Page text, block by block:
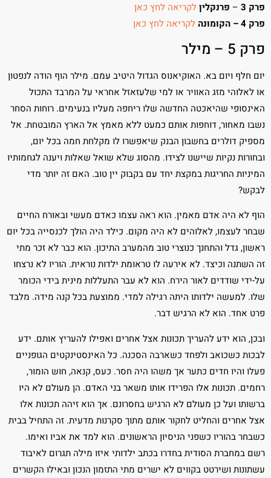
פרק 3
– פרנקלין לקריאה לחץ כאן
פרק 4 – הקומונה
לקריאה לחץ כאן
פרק 5 – מילר
יום חלף ויום בא. האוקיאנוס הגדול היטיב עמם. מילר הוף הודה לנפטון
או לאלוהי מזג האוויר או למי שלעזאזל אחראי על המרבד התכול
האינסופי שהיאכטה החדשה שלו ריחפה מעליו בנעימים. רוחות הסחר
נשבו מאחור, דוחפות אותם כמעט ללא מאמץ אל הארץ המובטחת. אל
מספיק דולרים בחשבון הבנק שיאפשרו לו מקלחת חמה בכל יום,
ובחורות נקיות שיישנו לצידו. מהסוג שלא שואל שאלות ויענה לגחמותיו
המיניות החריגות במקצת יחד עם בקבוק יין טוב. האם זה יותר מדי
לבקש?
הוף לא היה אדם מאמין. הוא ראה עצמו כאדם מעשי ובאורח החיים
שבחר לעצמו, לאלוהים לא היה מקום. כילד היה הולך לכנסייה בכל יום
ראשון, גדל והתחנך כנוצרי טוב מהמערב התיכון. הוא כבר לא זכר מתי
זה השתנה וכיצד. לא אירעה לו טראומת ילדות נוראית. הוריו לא נרצחו
על-ידי שודדים לאור הירח. הוא לא עבר התעללות מינית בידי הכומר
שלו. למעשה ילדותו היתה רגילה למדי. ממוצעת בכל קנה מידה. מלבד
פרט אחד. הוא לא הרגיש דבר.
ובכן, הוא ידע להעריך תכונות אצל אחרים ואפילו להעריץ אותם. ידע
לבכות כשכואב ולפחד כשארבה הסכנה. כל האינסטינקטים הגופניים
פעלו והיו חדים כתער אך משהו היה חסר. כעס, קנאה, חוש הומור,
רחמים. תכונות אלו הפרידו אותו משאר בני האדם. הן מעולם לא היו
ברשותו ועל כן מעולם לא הרגיש בחסרונם. אך הוא זיהה תכונות אלו
אצל אחרים והחליט לחקור אותם מתוך סקרנות מדעית. זה התחיל בבית
כשבחר בהוריו כשפני הניסיון הראשונים. הוא למד את אביו ואימו.
רשם במחברת הסודית בחדרו בכתב ילדותי איזו מילה תגרום לאיבוד
עשתונות ושירטט בקווים לא ישרים מתי התזמון הנכון ובאילו הקשרים